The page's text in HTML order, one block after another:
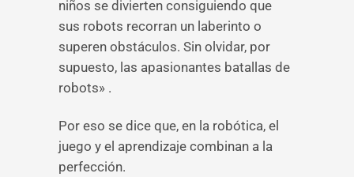
niños se divierten consiguiendo que
sus robots recorran un laberinto o
superen obstáculos. Sin olvidar, por
supuesto, las apasionantes batallas de
robots» .
Por eso se dice que, en la robótica, el
juego y el aprendizaje combinan a la
perfección.